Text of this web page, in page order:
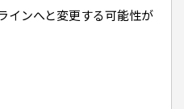
インへと変更する可能性が